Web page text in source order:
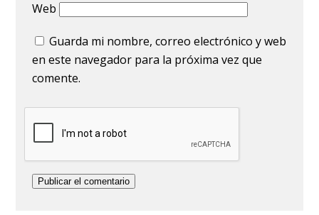
Web
Guarda mi nombre, correo electrónico y web
en este navegador para la próxima vez que
comente.